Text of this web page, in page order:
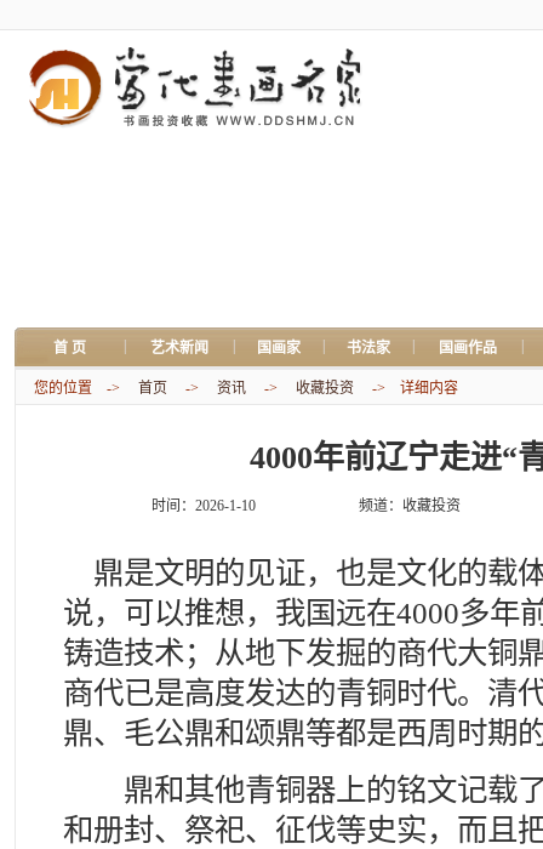
首 页 艺术新闻 国画家 书法家 国画作品
您的位置 -> 首页 -> 资讯 -> 收藏投资 -> 详细内容
4000年前辽宁走进“
时间：2026-1-10 频道： 收藏投资
鼎是文明的见证，也是文化的载
说，可以推想，我国远在4000多年
铸造技术；从地下发掘的商代大铜
商代已是高度发达的青铜时代。清
鼎、毛公鼎和颂鼎等都是西周时期
鼎和其他青铜器上的铭文记载
和册封、祭祀、征伐等史实，而且